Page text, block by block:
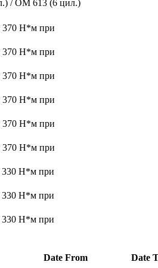
/ OM 613 (6 цил.)
370 Н*м при
370 Н*м при
370 Н*м при
370 Н*м при
370 Н*м при
370 Н*м при
330 Н*м при
330 Н*м при
330 Н*м при
Date From
Date